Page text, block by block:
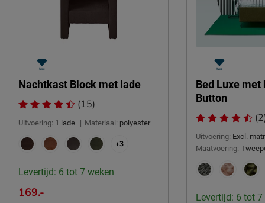
Nachtkast Block met lade
(15)
Uitvoering: 1 lade | Materiaal: polyester
+3
Levertijd: 6 tot 7 weken
169.-
Bed Luxe met
Button
Uitvoering: Excl.
Maatvoering:
Levertijd: 6 tot 7